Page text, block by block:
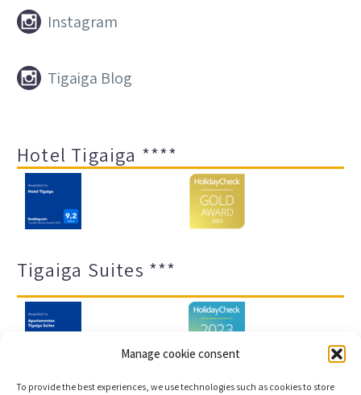
Manage cookie consent
To provide the best experiences, we use technologies such as cookies to store

 Instagram

 Tigaiga Blog
Hotel Tigaiga ****
Tigaiga Suites ***